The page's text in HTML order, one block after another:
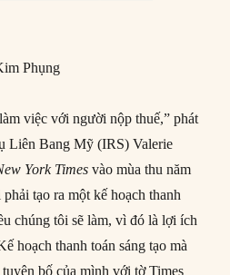
Phụng
việc với người nộp thuế,” phát
Liên Bang Mỹ (IRS) Valerie
York Times vào mùa thu năm
tạo ra một kế hoạch thanh
chúng tôi sẽ làm, vì đó là lợi ích
hoạch thanh toán sáng tạo mà
bố của mình với tờ Times